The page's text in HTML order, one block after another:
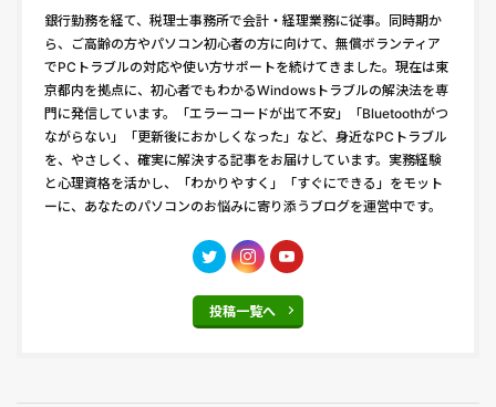
銀行勤務を経て、税理士事務所で会計・経理業務に従事。同時期か
ら、ご高齢の方やパソコン初心者の方に向けて、無償ボランティア
でPCトラブルの対応や使い方サポートを続けてきました。現在は東
京都内を拠点に、初心者でもわかるWindowsトラブルの解決法を専
門に発信しています。「エラーコードが出て不安」「Bluetoothがつ
ながらない」「更新後におかしくなった」など、身近なPCトラブル
を、やさしく、確実に解決する記事をお届けしています。実務経験
と心理資格を活かし、「わかりやすく」「すぐにできる」をモット
ーに、あなたのパソコンのお悩みに寄り添うブログを運営中です。
投稿一覧へ